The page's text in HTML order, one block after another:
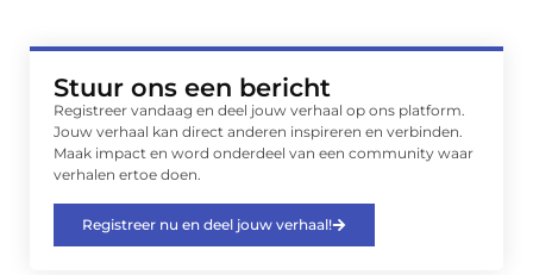
Stuur ons een bericht
Registreer vandaag en deel jouw verhaal op ons platform.
Jouw verhaal kan direct anderen inspireren en verbinden.
Maak impact en word onderdeel van een community waar
verhalen ertoe doen.
Registreer nu en deel jouw verhaal!